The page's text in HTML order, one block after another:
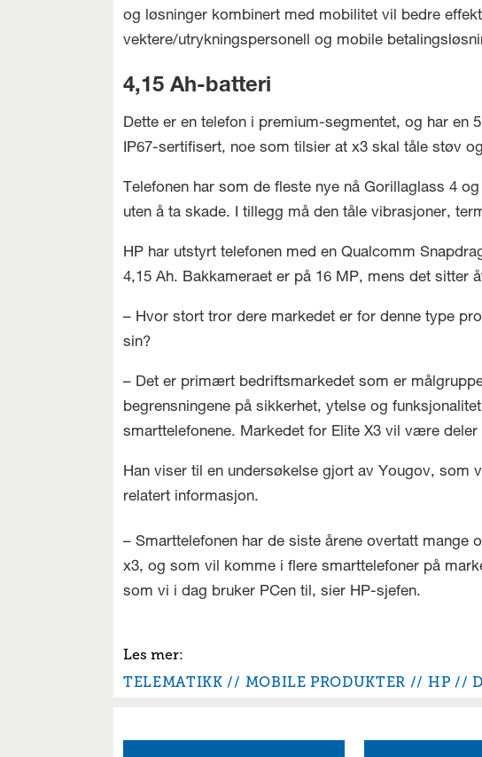
og løsninger kombinert med mobilitet vil bedre
vektere/utrykningspersonell og mobile
4,15 Ah-batteri
Dette er en telefon i premium-segmentet, og har en
IP67-sertifisert, noe som tilsier at x3 skal tåle støv
Telefonen har som de fleste nye nå Gorillaglass 4
uten å ta skade. I tillegg må den tåle vibrasjoner,
HP har utstyrt telefonen med en Qualcomm
4,15 Ah. Bakkameraet er på 16 MP, mens det sitter
– Hvor stort tror dere markedet er for denne type
sin?
– Det er primært bedriftsmarkedet som er
begrensningene på sikkerhet, ytelse og
smarttelefonene. Markedet for Elite X3 vil være
Han viser til en undersøkelse gjort av Yougov,
relatert informasjon.
– Smarttelefonen har de siste årene overtatt
x3, og som vil komme i flere smarttelefoner på
som vi i dag bruker PCen til, sier HP-sjefen.
TELEMATIKK MOBILE PRODUKTER HP